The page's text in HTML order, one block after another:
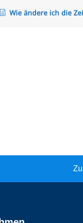
Wie ändere ich die Zeitzone des